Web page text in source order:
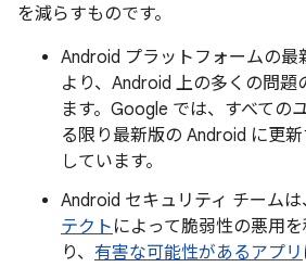
を減らすものです。
Android プラットフォームの最
より、Android 上の多くの問題
ます。Google では、すべての
る限り最新版の Android に更
しています。
Android セキュリティ チームは
テクト によって脆弱性の悪用
り、 有害な可能性があるアプリ